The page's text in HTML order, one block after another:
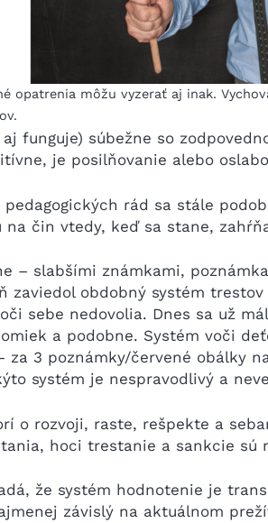
opatrenia môžu vyzerať aj inak.
funguje) súbežne so
je posilňovanie alebo
rád sa stále
čin vtedy, keď sa stane,
– slabšími známkami,
zaviedol obdobný systém
sebe nedovolia. Dnes sa už
a podobne. Systém voči
3 poznámky/červené obálky
systém je nespravodlivý a
o rozvoji, raste, rešpekte a
hoci trestanie a sankcie sú
že systém hodnotenie je
závislý na aktuálnom